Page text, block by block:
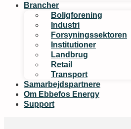
Brancher
Boligforening
Industri
Forsyningssektoren
Institutioner
Landbrug
Retail
Transport
Samarbejdspartnere
Om Ebbefos Energy
Support